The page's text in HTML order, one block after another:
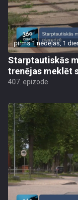
pirms 1 nedēļas, 1
Starptautiskās
trenējas meklēt
407. epizode